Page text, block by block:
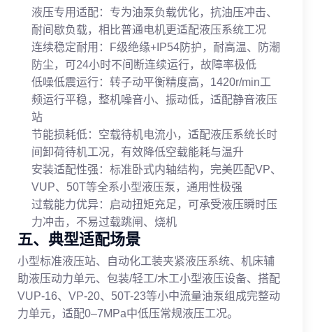
液压专用适配：专为油泵负载优化，抗油压冲击、
耐间歇负载，相比普通电机更适配液压系统工况
连续稳定耐用：F级绝缘+IP54防护，耐高温、防潮
防尘，可24小时不间断连续运行，故障率极低
低噪低震运行：转子动平衡精度高，1420r/min工
频运行平稳，整机噪音小、振动低，适配静音液压
站
节能损耗低：空载待机电流小，适配液压系统长时
间卸荷待机工况，有效降低空载能耗与温升
安装适配性强：标准卧式内轴结构，完美匹配VP、
VUP、50T等全系小型液压泵，通用性极强
过载能力优异：启动扭矩充足，可承受液压瞬时压
力冲击，不易过载跳闸、烧机
五、典型适配场景
小型标准液压站、自动化工装夹紧液压系统、机床辅
助液压动力单元、包装/轻工/木工小型液压设备、搭配
VUP-16、VP-20、50T-23等小中流量油泵组成完整动
力单元，适配0–7MPa中低压常规液压工况。